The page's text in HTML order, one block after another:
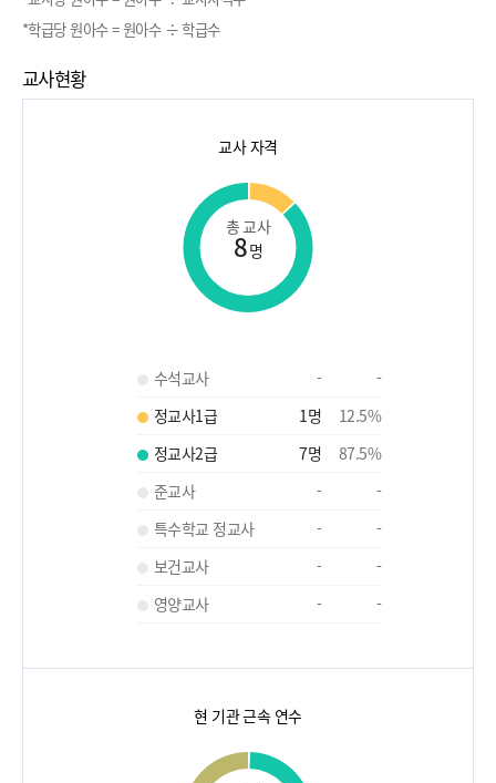
*학급당 원아수 = 원아수 ÷ 학급수
교사현황
교사 자격
총 교사
8명
수석교사 -
-
정교사1급
1명 12.5%
정교사2급
7명 87.5%
준교사
-
-
특수학교 정교사
-
-
보건교사
-
-
영양교사
- -
현 기관 근속 연수